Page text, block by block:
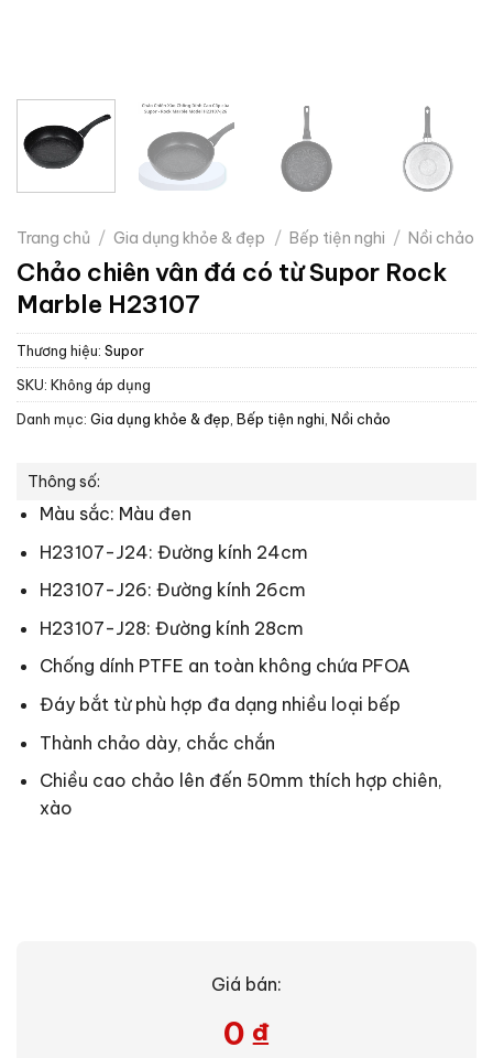
Trang chủ / Gia dụng khỏe & đẹp / Bếp tiện nghi / Nồi chảo
Chảo chiên vân đá có từ Supor Rock
Marble H23107
Thương hiệu: Supor
SKU: Không áp dụng
Danh mục: Gia dụng khỏe & đẹp Bếp tiện nghi Nồi chảo
Thông số:
Màu sắc: Màu đen
H23107-J24: Đường kính 24cm
H23107-J26: Đường kính 26cm
H23107-J28: Đường kính 28cm
Chống dính PTFE an toàn không chứa PFOA
Đáy bắt từ phù hợp đa dạng nhiều loại bếp
Thành chảo dày, chắc chắn
Chiều cao chảo lên đến 50mm thích hợp chiên,
xào
Giá bán:
0 ₫